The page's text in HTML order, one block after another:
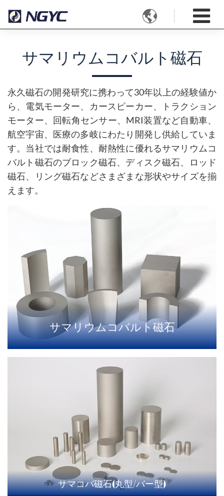

サマリウムコバルト磁石
永久磁石の開発研究に携わって30年以上の経験値か
ら、電気モーター、カースピーカー、トラクション
モーター、回転角センサー、MRI装置など自動車、
航空宇宙、医療の多岐にわたり開発し供給していま
す。当社では耐食性、耐熱性に優れるサマリウムコ
バルト磁石のブロック磁石、ディスク磁石、ロッド
磁石、リング磁石などさまざまな形状やサイズを揃
えます。
サマリウムコバルト磁石
サマコバ磁石(丸型/バー型)